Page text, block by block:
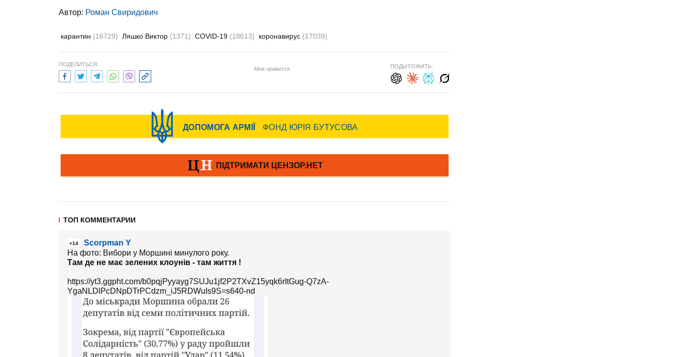
Автор: Роман Свиридович
карантин (16729) Ляшко Виктор (1371) COVID-19 (18613) коронавирус (17039)
ПОДЕЛИТЬСЯ:
Мне нравится ПОДЫТОЖИТЬ:
ТОП КОММЕНТАРИИ
+14
Scorpman Y
На фото: Вибори у Моршині минулого року.
Там де не має зелених клоунів - там життя !
https://yt3.ggpht.com/b0pqjPyyayg7SUJu1jf2P2TXvZ15yqk6rItGug-Q7zA-
YgaNLDlPcDNpDTrPCdzm_iJ5RDWuIs9S=s640-nd